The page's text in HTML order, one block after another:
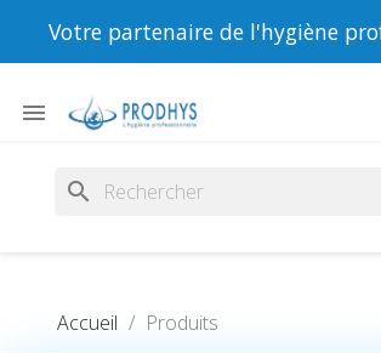
Votre partenaire de l'hygiène

search
Accueil Produits